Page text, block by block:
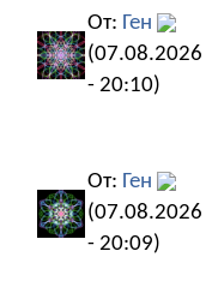
От: Ген
(07.08.2026
- 20:10)
От: Ген
(07.08.2026
- 20:09)